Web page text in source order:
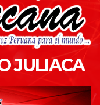
JULIACA